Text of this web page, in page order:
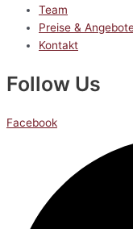
Team
Preise &
Kontakt
Follow Us
Facebook